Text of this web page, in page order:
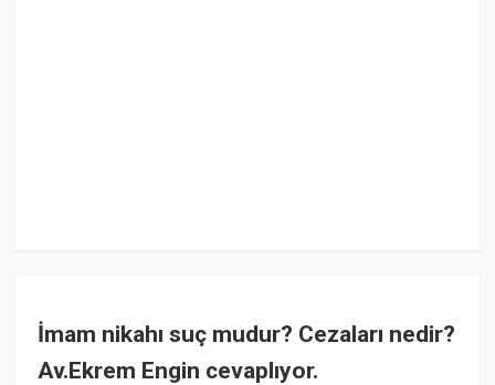
İmam nikahı suç mudur? Cezaları nedir?
Av.Ekrem Engin cevaplıyor.